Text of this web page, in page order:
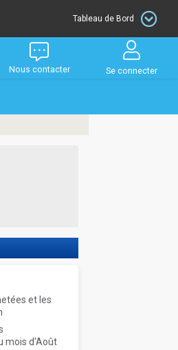
Tableau de Bord
Nous contacter Se connecter
et les
mois d'Août